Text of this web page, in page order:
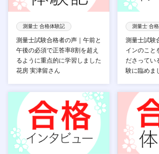
測量士 合格体験記
測量士試験合格者の声｜午前と
午後の必須で正答率8割を超え
るように重点的に学習しました
花房 実津留さん
測量士 合
測量士試験
インのこと
ださってい
験に臨めま